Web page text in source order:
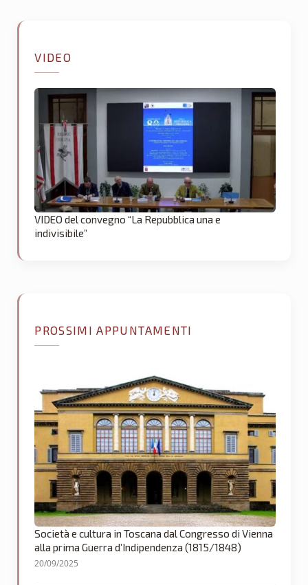
VIDEO
VIDEO del convegno “La Repubblica una e
indivisibile”
PROSSIMI APPUNTAMENTI
Società e cultura in Toscana dal Congresso di Vienna
alla prima Guerra d’Indipendenza (1815/1848)
20/09/2025